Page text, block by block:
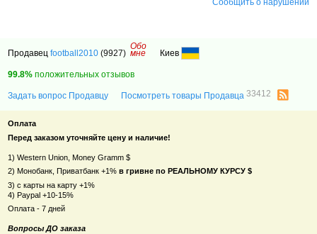
Сообщить о нарушении
Продавецfootball2010 (9927)
Обо
мне Киев
99.8% положительных отзывов
Задать вопрос Продавцу Посмотреть товары Продавца33412
Оплата
Перед заказом уточняйте цену и наличие!
1) Western Union, Money Gramm $
2) Монобанк, Приватбанк +1%в гривне по РЕАЛЬНОМУ КУРСУ $
3) с карты на карту +1%
4) Paypal +10-15%
Оплата - 7 дней
Вопросы ДО заказа